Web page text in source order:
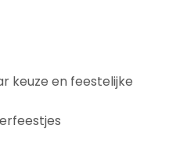
keuze en feestelijke